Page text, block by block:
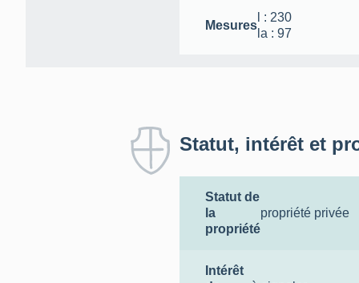
Mesures
: 230
la : 97
Statut, intérêt et
Statut de
la
propriété
propriété privée
Intérêt